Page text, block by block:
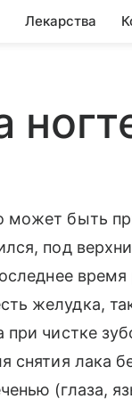
Лекарства
быть
под
желудка,
чистке
лака
(глаза,